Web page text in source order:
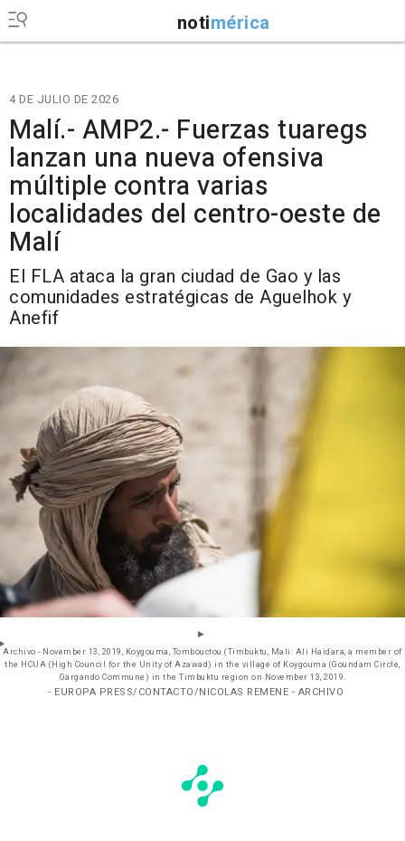
notimérica
4 DE JULIO DE 2026
Malí.- AMP2.- Fuerzas tuaregs
lanzan una nueva ofensiva
múltiple contra varias
localidades del centro-oeste de
Malí
El FLA ataca la gran ciudad de Gao y las
comunidades estratégicas de Aguelhok y
Anefif
Archivo - November 13, 2019, Koygouma, Tombouctou (Timbuktu, Mali: Ali Haidara, a member of
the HCUA (High Council for the Unity of Azawad) in the village of Koygouma (Goundam Circle,
Gargando Commune) in the Timbuktu region on November 13, 2019.
- EUROPA PRESS/CONTACTO/NICOLAS REMENE - ARCHIVO